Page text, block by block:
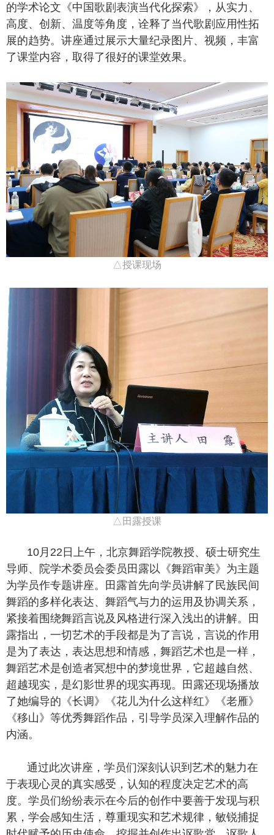
的学术论文《中国歌剧表演当代化探索》，从实力、
高度、创新、温度等角度，诠释了当代歌剧应用性拓
展的趋势。讲座通过展示大量纪录图片、视频，丰富
了课堂内容，取得了很好的课堂效果。
△授课现场
△田露授课
10月22日上午，北京舞蹈学院教授、硕士研究生
导师、院学术委员会委员田露以《舞蹈审美》为主题
为学员作专题讲座。田露首先向学员讲解了民族民间
舞蹈的多样化表达、舞蹈气与力的运用及协调关系，
紧接着围绕舞蹈言说及风格进行深入浅出的讲解。田
露指出，一切艺术的手段都是为了言说，言说的作用
是为了表达，表达思想和情感，舞蹈艺术也是一样，
舞蹈艺术是创造者冥想中的梦境世界，它超越自然、
超越现实，是幻影世界的现实再现。田露还现场播放
了她编导的《长调》《花儿为什么这样红》《老雁》
《移山》等优秀舞蹈作品，引导学员深入理解作品的
内涵。
通过此次讲座，学员们深刻认识到艺术的魅力在
于表现心灵的真实感受，认知的程度决定艺术的高
度。学员们纷纷表示在今后的创作中要善于发现与积
累，学会感知生活，尊重现实和艺术规律，敏锐捕捉